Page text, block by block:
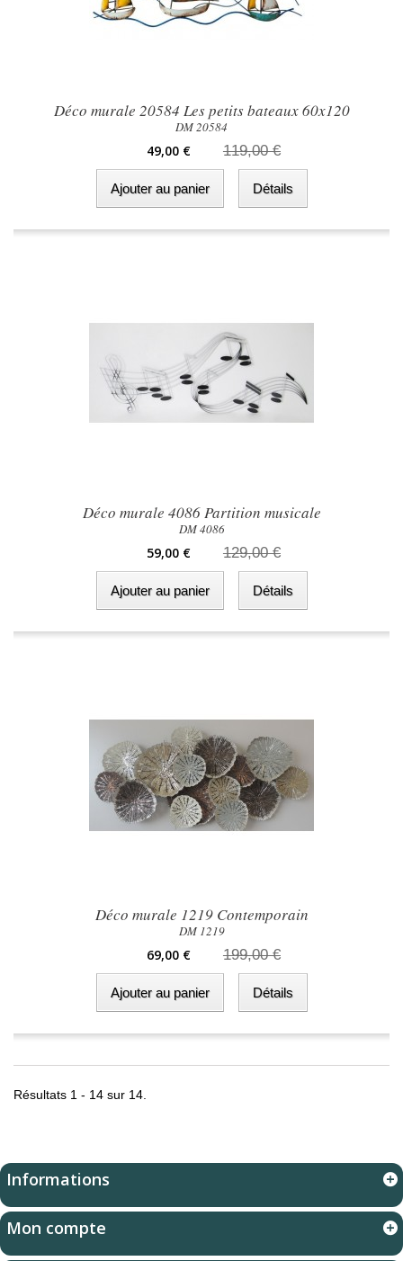
Déco murale 20584 Les petits bateaux 60x120
DM 20584
49,00 € 119,00 €
Ajouter au panier Détails
Déco murale 4086 Partition musicale
DM 4086
59,00 € 129,00 €
Ajouter au panier Détails
Déco murale 1219 Contemporain
DM 1219
69,00 € 199,00 €
Ajouter au panier Détails
Résultats 1 - 14 sur 14.
Informations
Mon compte